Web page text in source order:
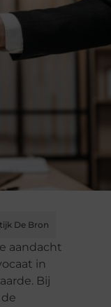
De Bron
aandacht
in
Bij